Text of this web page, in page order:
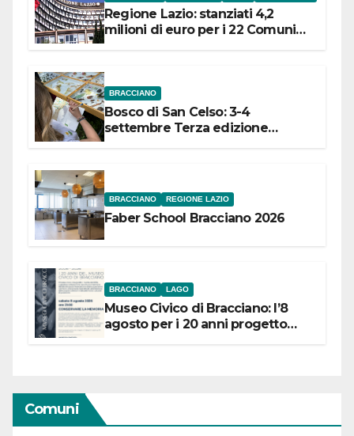
Regione Lazio: stanziati 4,2
milioni di euro per i 22 Comuni
BRACCIANO
Bosco di San Celso: 3-4
settembre Terza edizione
BRACCIANO REGIONE LAZIO
Faber School Bracciano 2026
BRACCIANO LAGO
Museo Civico di Bracciano: l’8
agosto per i 20 anni progetto
Comuni